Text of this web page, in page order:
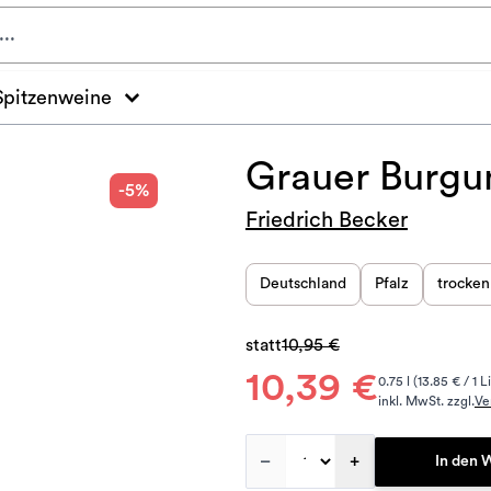
-5% Grauer
Friedrich Becker
Deutschland Pfalz trocken
10,39 €
statt10,95 €
0.75 l (13.85 € / 1
inkl. MwSt. zzgl.
– + In den